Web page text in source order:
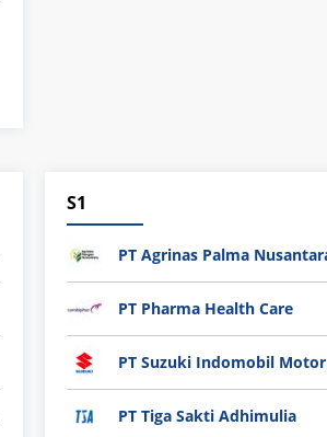
S1
PT Pharma Health Care
PT Suzuki Indomobil Motor
PT Tiga Sakti Adhimulia